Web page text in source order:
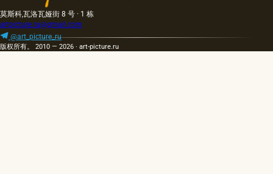
莫斯科,瓦洛瓦娅街 8 号 · 1 栋
artpicture.ru@gmail.com
@art_picture_ru
版权所有。 2010 — 2026 · art-picture.ru